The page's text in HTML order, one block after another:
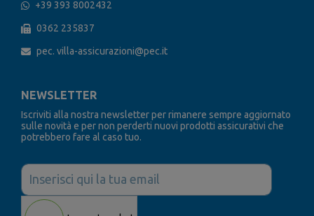
+39 393 8002432
0362 235837
pec. villa-assicurazioni@pec.it
NEWSLETTER
Iscriviti alla nostra newsletter per rimanere sempre aggiornato
sulle novità e per non perderti nuovi prodotti assicurativi che
potrebbero fare al caso tuo.